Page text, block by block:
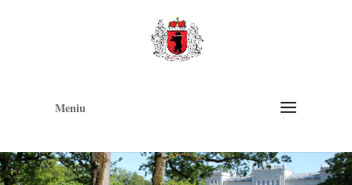
Meniu